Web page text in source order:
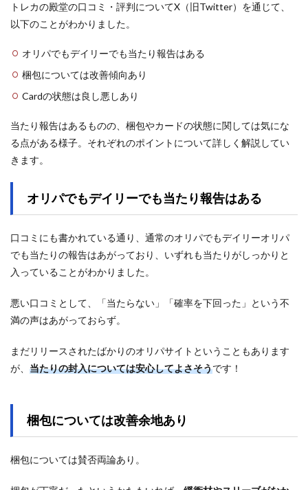
トレカの殿堂の口コミ・評判についてX（旧Twitter）を通じて、
以下のことがわかりました。
オリパでもデイリーでも当たり報告はある
梱包については改善傾向あり
Cardの状態は良し悪しあり
当たり報告はあるものの、梱包やカードの状態に関しては気にな
る点がある様子。それぞれのポイントについて詳しく解説してい
きます。
オリパでもデイリーでも当たり報告はある
口コミにも書かれている通り、通常のオリパでもデイリーオリパ
でも当たりの報告はあがっており、いずれも当たりがしっかりと
入っていることがわかりました。
悪い口コミとして、「当たらない」「確率を下回った」という不
満の声はあがっておらず。
まだリリースされたばかりのオリパサイトということもあります
が、 当たりの封入については安心してよさそうです！
梱包については改善余地あり
梱包については賛否両論あり。